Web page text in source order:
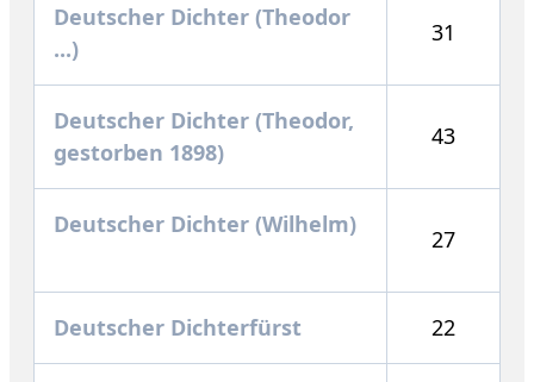
Deutscher Dichter (Theodor
...)
31
Deutscher Dichter (Theodor,
gestorben 1898)
43
Deutscher Dichter (Wilhelm)
27
Deutscher Dichterfürst 22